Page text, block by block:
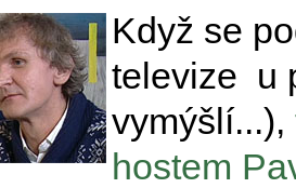
Když se
televize u
vymýšlí...),
hostem